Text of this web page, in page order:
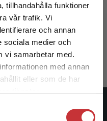
tillhandahålla funktioner
vår trafik. Vi
och annan
sociala medier och
vi samarbetar med.
med annan
eller som de har
utanför Sverige.
Sverige. För
(red.)
383 kr
Exkl.